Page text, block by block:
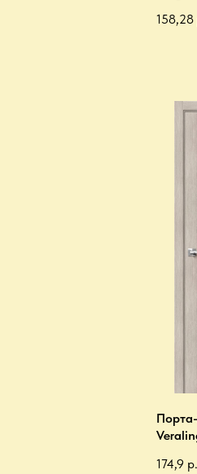
158,28
174,9 р.